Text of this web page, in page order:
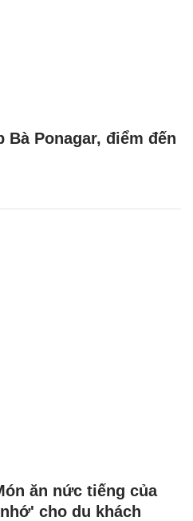
Bà Ponagar, điểm đến
ăn nức tiếng của
cho du khách